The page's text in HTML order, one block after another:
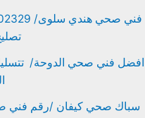
سباك صحي كيفان /رقم فني صحي / 61002329/ فني